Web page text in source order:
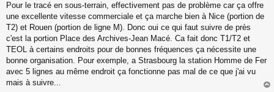
e
s
s
a
g
e
n
o
n
Pour le tracé en sous-terrain, effectivement pas de problème car ça offre
une excellente vitesse commerciale et ça marche bien à Nice (portion de
T2) et Rouen (portion de ligne M). Donc oui ce qui faut suivre de près
c'est la portion Place des Archives-Jean Macé. Ca fait donc T1/T2 et
TEOL à certains endroits pour de bonnes fréquences ça nécessite une
bonne organisation. Pour exemple, a Strasbourg la station Homme de Fer
avec 5 lignes au même endroit ça fonctionne pas mal de ce que j'ai vu
mais à suivre...